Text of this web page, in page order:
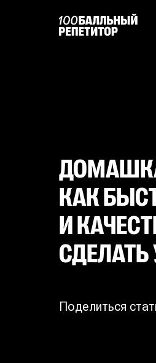
КАК
И
Поделиться